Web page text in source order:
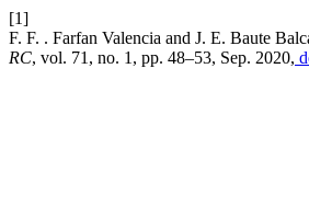
[1]
F. F. . Farfan Valencia and J. E. Baute
RC, vol. 71, no. 1, pp. 48–53, Sep. 2020,